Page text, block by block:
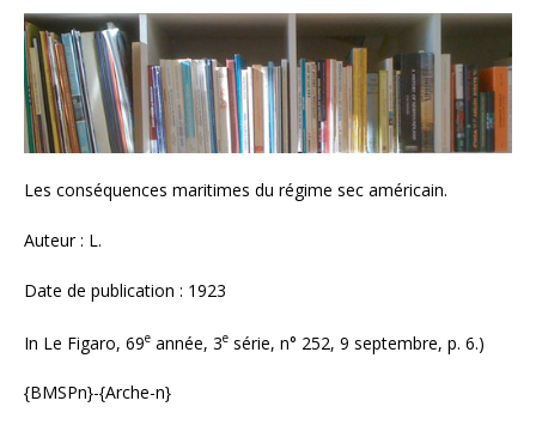
Les conséquences maritimes du régime sec américain.
Auteur : L.
Date de publication : 1923
In Le Figaro, 69e année, 3e série, n° 252, 9 septembre, p. 6.)
{BMSPn}-{Arche-n}